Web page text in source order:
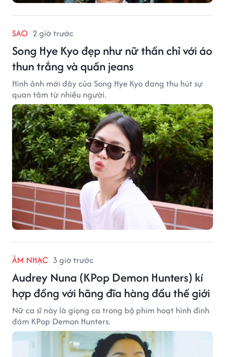
SAO 2 giờ trước
Song Hye Kyo đẹp như nữ thần chỉ với áo
thun trắng và quần jeans
Hình ảnh mới đây của Song Hye Kyo đang thu hút sự
quan tâm từ nhiều người.
ÂM NHẠC 3 giờ trước
Audrey Nuna (KPop Demon Hunters) kí
hợp đồng với hãng đĩa hàng đầu thế giới
Nữ ca sĩ này là giọng ca trong bộ phim hoạt hình đình
đám KPop Demon Hunters.